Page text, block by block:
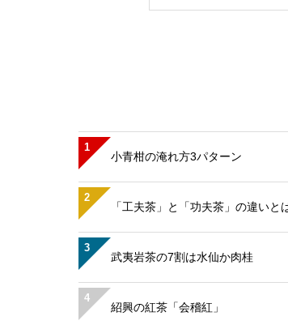
1
小青柑の淹れ方3パターン
2
「工夫茶」と「功夫茶」の違いと
3
武夷岩茶の7割は水仙か肉桂
4
紹興の紅茶「会稽紅」